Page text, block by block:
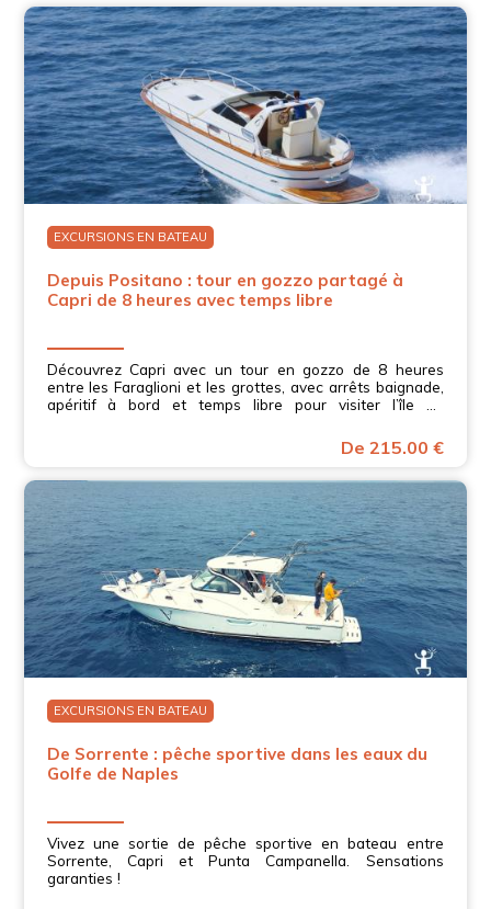
EXCURSIONS EN BATEAU
Depuis Positano : tour en gozzo partagé à
Capri de 8 heures avec temps libre
Découvrez Capri avec un tour en gozzo de 8 heures
entre les Faraglioni et les grottes, avec arrêts baignade,
apéritif à bord et temps libre pour visiter l’île en
De 215.00 €
EXCURSIONS EN BATEAU
De Sorrente : pêche sportive dans les eaux du
Golfe de Naples
Vivez une sortie de pêche sportive en bateau entre
Sorrente, Capri et Punta Campanella. Sensations
garanties !